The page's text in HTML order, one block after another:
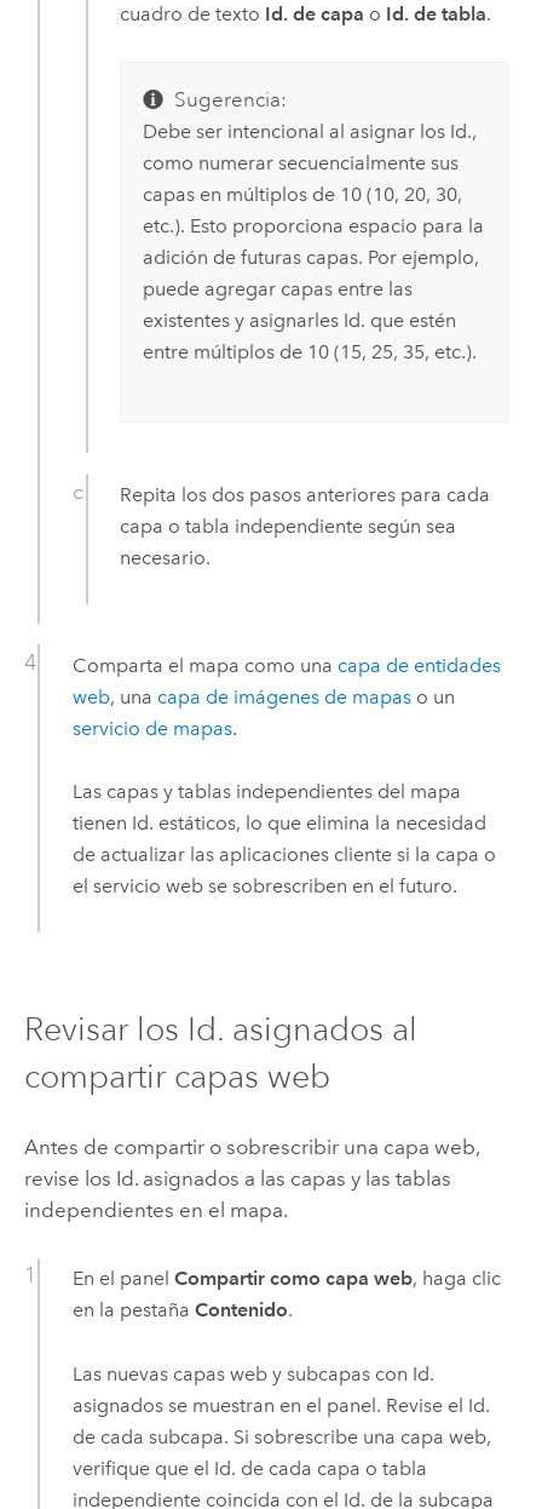
cuadro de texto Id. de capa o Id. de tabla.
Sugerencia:
Debe ser intencional al asignar los Id.,
como numerar secuencialmente sus
capas en múltiplos de 10 (10, 20, 30,
etc.). Esto proporciona espacio para la
adición de futuras capas. Por ejemplo,
puede agregar capas entre las
existentes y asignarles Id. que estén
entre múltiplos de 10 (15, 25, 35, etc.).
Repita los dos pasos anteriores para cada
capa o tabla independiente según sea
necesario.
Comparta el mapa como una capa de entidades
web, una capa de imágenes de mapaso un
servicio de mapas.
Las capas y tablas independientes del mapa
tienen Id. estáticos, lo que elimina la necesidad
de actualizar las aplicaciones cliente si la capa o
el servicio web se sobrescriben en el futuro.
Revisar los Id. asignados al
compartir capas web
Antes de compartir o sobrescribir una capa web,
revise los Id. asignados a las capas y las tablas
independientes en el mapa.
En el panel Compartir como capa web, haga clic
en la pestaña Contenido.
Las nuevas capas web y subcapas con Id.
asignados se muestran en el panel. Revise el Id.
de cada subcapa. Si sobrescribe una capa web,
verifique que el Id. de cada capa o tabla
independiente coincida con el Id. de la subcapa